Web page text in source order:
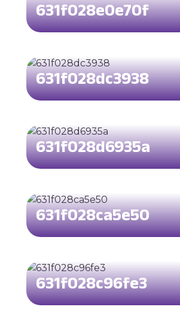
631f028e0e70f
631f028dc3938
631f028d6935a
631f028ca5e50
631f028c96fe3